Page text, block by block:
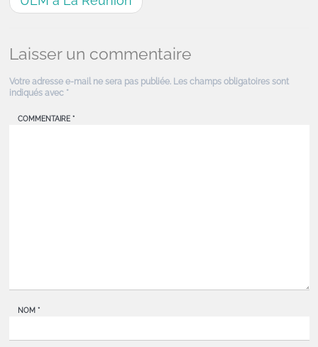
Laisser un commentaire
Votre adresse e-mail ne sera pas publiée. Les champs obligatoires sont
indiqués avec *
COMMENTAIRE *
NOM *